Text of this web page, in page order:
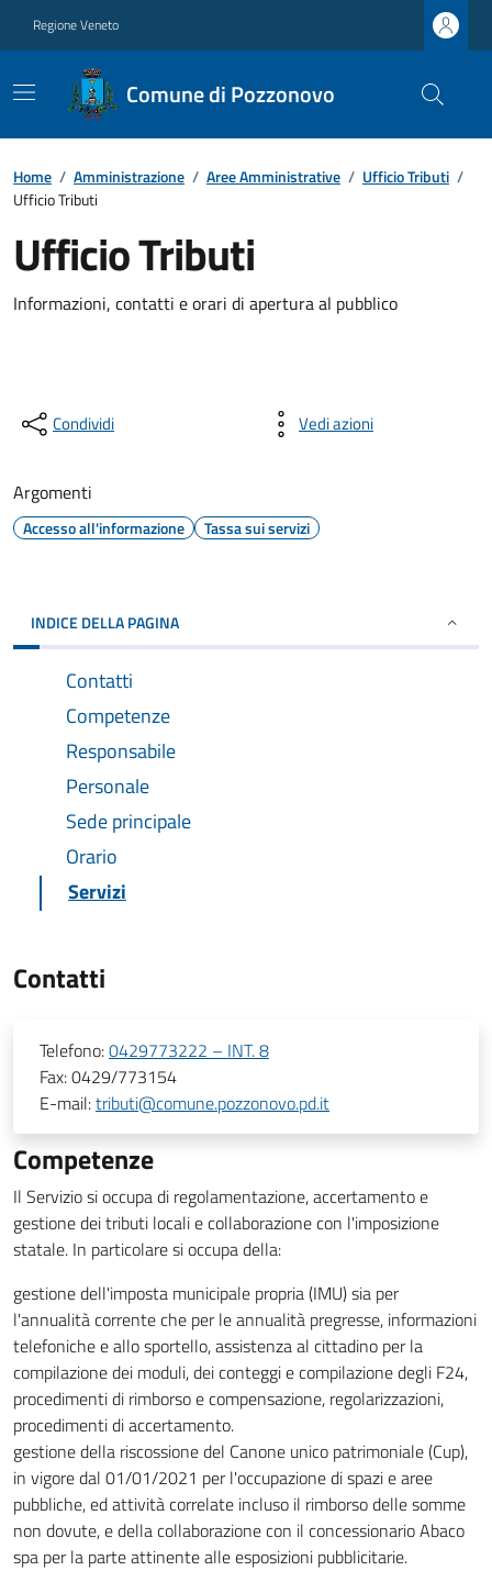
Regione Veneto
Comune di Pozzonovo
Home / Amministrazione / Aree Amministrative / Ufficio Tributi /
Ufficio Tributi
Ufficio Tributi
Informazioni, contatti e orari di apertura al pubblico
Condividi Vedi azioni
Argomenti
Accesso all'informazione Tassa sui servizi
INDICE DELLA PAGINA
Contatti
Competenze
Responsabile
Personale
Sede principale
Orario
Servizi
Contatti
Telefono:0429773222 – INT. 8
Fax:0429/773154
E-mail:tributi@comune.pozzonovo.pd.it
Competenze
Il Servizio si occupa di regolamentazione, accertamento e
gestione dei tributi locali e collaborazione con l'imposizione
statale. In particolare si occupa della:
gestione dell'imposta municipale propria (IMU) sia per
l'annualità corrente che per le annualità pregresse, informazioni
telefoniche e allo sportello, assistenza al cittadino per la
compilazione dei moduli, dei conteggi e compilazione degli F24,
procedimenti di rimborso e compensazione, regolarizzazioni,
procedimenti di accertamento.
gestione della riscossione del Canone unico patrimoniale (Cup),
in vigore dal 01/01/2021 per l'occupazione di spazi e aree
pubbliche, ed attività correlate incluso il rimborso delle somme
non dovute, e della collaborazione con il concessionario Abaco
spa per la parte attinente alle esposizioni pubblicitarie.